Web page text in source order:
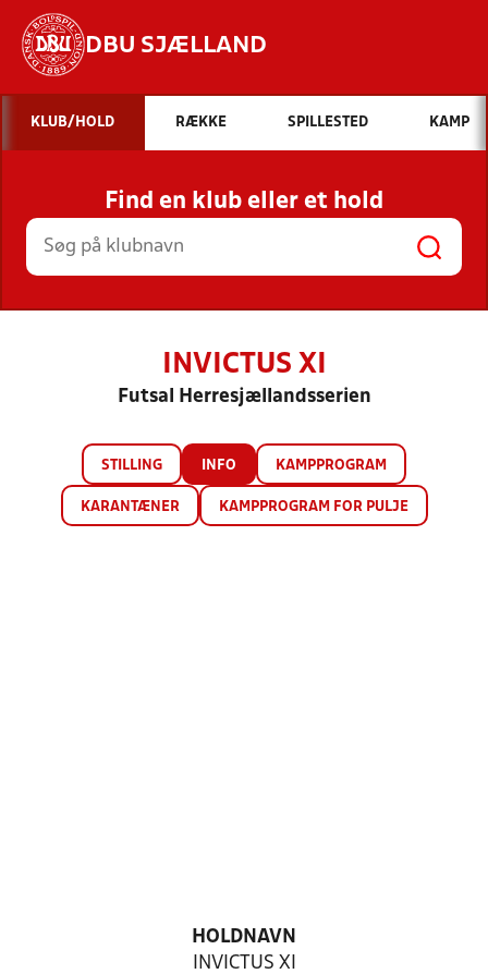
DBU SJÆLLAND
Hvad vil du søge efter?
INDHOLD OG NYHEDER
STILLINGER, RESULTATER, KLUBBER OG
HOLD
KLUB/HOLD RÆKKE SPILLESTED KAMP
Find en klub eller et hold
INVICTUS XI
Futsal Herresjællandsserien
STILLING INFO KAMPPROGRAM
KARANTÆNER KAMPPROGRAM FOR PULJE
HOLDNAVN
INVICTUS XI